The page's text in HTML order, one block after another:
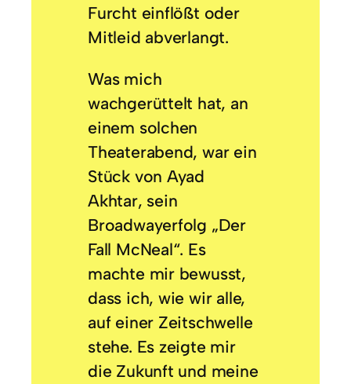
Furcht einflößt oder
Mitleid abverlangt.
Was mich
wachgerüttelt hat, an
einem solchen
Theaterabend, war ein
Stück von Ayad
Akhtar, sein
Broadwayerfolg „Der
Fall McNeal“. Es
machte mir bewusst,
dass ich, wie wir alle,
auf einer Zeitschwelle
stehe. Es zeigte mir
die Zukunft und meine